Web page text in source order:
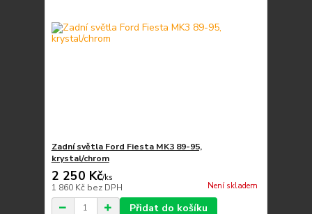
Zadní světla Ford Fiesta MK3 89-95,
krystal/chrom
2 250 Kč/ks
1 860 Kč bez DPH Není skladem
Přidat do košíku